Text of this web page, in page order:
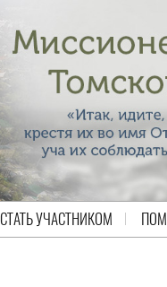
СТАТЬ УЧАСТНИКОМ